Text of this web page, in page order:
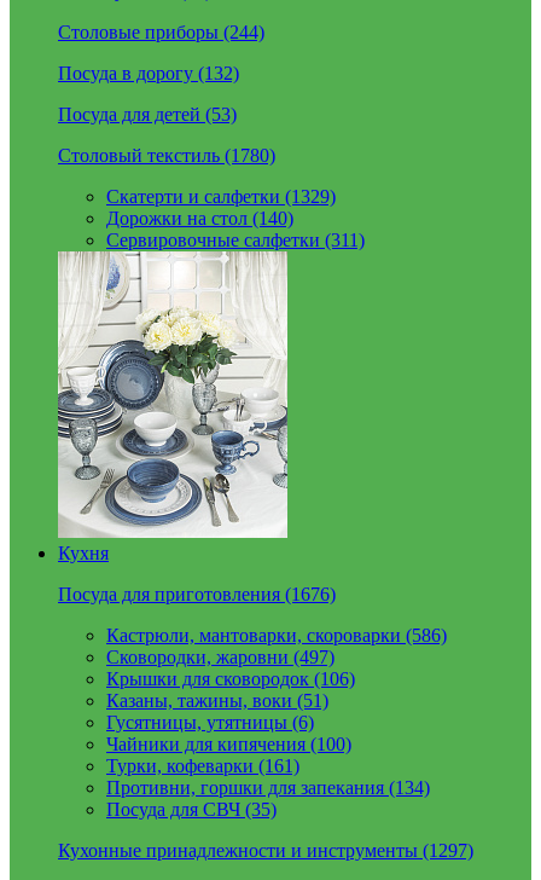
Столовые приборы (244)
Посуда в дорогу (132)
Посуда для детей (53)
Столовый текстиль (1780)
Скатерти и салфетки (1329)
Дорожки на стол (140)
Сервировочные салфетки (311)
Кухня
Посуда для приготовления (1676)
Кастрюли, мантоварки, скороварки (586)
Сковородки, жаровни (497)
Крышки для сковородок (106)
Казаны, тажины, воки (51)
Гусятницы, утятницы (6)
Чайники для кипячения (100)
Турки, кофеварки (161)
Противни, горшки для запекания (134)
Посуда для СВЧ (35)
Кухонные принадлежности и инструменты (1297)